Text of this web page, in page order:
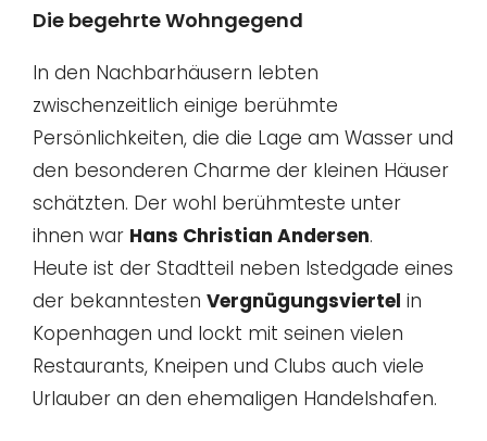
Die begehrte Wohngegend
In den Nachbarhäusern lebten
zwischenzeitlich einige berühmte
Persönlichkeiten, die die Lage am Wasser und
den besonderen Charme der kleinen Häuser
schätzten. Der wohl berühmteste unter
ihnen war Hans Christian Andersen.
Heute ist der Stadtteil neben Istedgade eines
der bekanntesten Vergnügungsviertel in
Kopenhagen und lockt mit seinen vielen
Restaurants, Kneipen und Clubs auch viele
Urlauber an den ehemaligen Handelshafen.